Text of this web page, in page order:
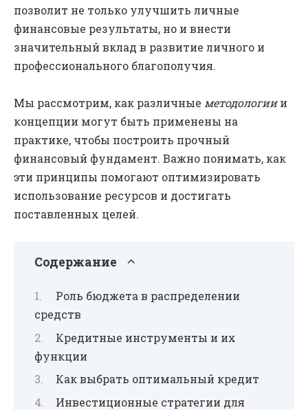
позволит не только улучшить личные
финансовые результаты, но и внести
значительный вклад в развитие личного и
профессионального благополучия.
Мы рассмотрим, как различные методологиии
концепции могут быть применены на
практике, чтобы построить прочный
финансовый фундамент. Важно понимать, как
эти принципы помогают оптимизировать
использование ресурсов и достигать
поставленных целей.
Содержание
Роль бюджета в распределении
средств
Кредитные инструменты и их
функции
Как выбрать оптимальный кредит
Инвестиционные стратегии для